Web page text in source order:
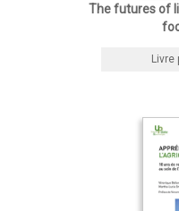
The futures of
Livre